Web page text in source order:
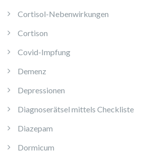
Cortisol-Nebenwirkungen
Cortison
Covid-Impfung
Demenz
Depressionen
Diagnoserätsel mittels Checkliste
Diazepam
Dormicum